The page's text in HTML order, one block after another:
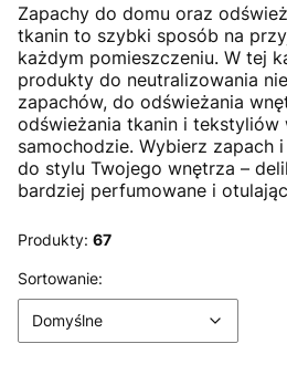
Zapachy do domu oraz
tkanin to szybki sposób na
każdym pomieszczeniu. W tej
produkty do neutralizowania
zapachów, do odświeżania
odświeżania tkanin i tekstyliów
samochodzie. Wybierz zapach
do stylu Twojego wnętrza –
bardziej perfumowane i
Produkty: 67
Lista produktów
Sortowanie:
Domyślne